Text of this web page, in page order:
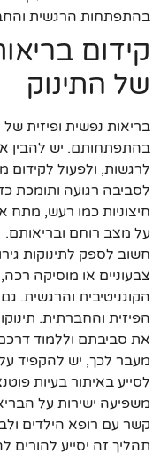
בהתפתחות הרגשית
קידום
של התינוק
בריאות נפשית ופיזית של
בהתפתחותם. יש להבין
לרגשות, ולפעול לקידום
לסביבה רגועה ותומכת
חיצוניות כמו רעש, מתח
על מצב רוחם ובריאותם.
חשוב לספק לתינוקות
צבעוניים או מוסיקה
הקוגניטיבית והרגשית.
הפיזית והחברתית.
את סביבתם וללמוד
מעבר לכך, יש להקפיד על
לסייע באיתור בעיות
משפיעה ישירות על
קשר עם רופא הילדים
תהליך זה יסייע להורים